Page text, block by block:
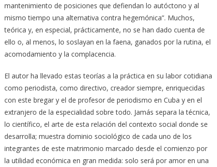
mantenimiento de posiciones que defiendan lo autóctono y al
mismo tiempo una alternativa contra hegemónica”. Muchos,
teórica y, en especial, prácticamente, no se han dado cuenta de
ello o, al menos, lo soslayan en la faena, ganados por la rutina, el
acomodamiento y la complacencia.
El autor ha llevado estas teorías a la práctica en su labor cotidiana
como periodista, como directivo, creador siempre, enriquecidas
con este bregar y el de profesor de periodismo en Cuba y en el
extranjero de la especialidad sobre todo. Jamás separa la técnica,
lo científico, el arte de esta relación del contexto social donde se
desarrolla; muestra dominio sociológico de cada uno de los
integrantes de este matrimonio marcado desde el comienzo por
la utilidad económica en gran medida: solo será por amor en una